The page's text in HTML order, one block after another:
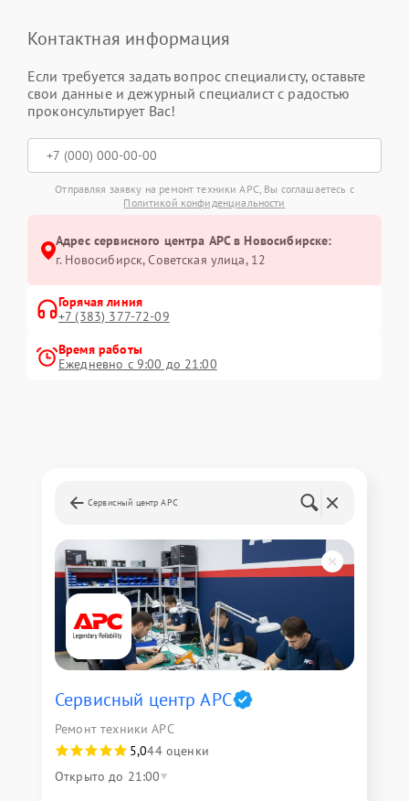
Контактная информация
Если требуется задать вопрос специалисту, оставьте
свои данные и дежурный специалист с радостью
проконсультирует Вас!
Отправляя заявку на ремонт техники APC, Вы соглашаетесь с
Политикой конфиденциальности
Адрес сервисного центра APC в Новосибирске:
г. Новосибирск, Советская улица, 12
Горячая линия
+7 (383) 377-72-09
Время работы
Ежедневно с 9:00 до 21:00
Сервисный центр APC
Сервисный центр APC
Ремонт техники APC
5,044 оценки
Открыто до 21:00